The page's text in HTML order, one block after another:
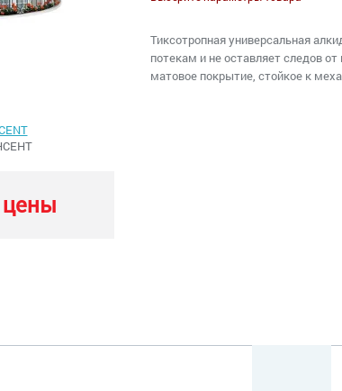
Тиксотропная универсальная
потекам и не оставляет следов
матовое покрытие, стойкое к